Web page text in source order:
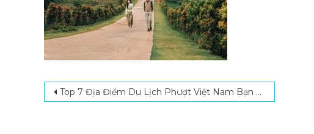
Post navigation
Top 7 Địa Điểm Du Lịch Phượt Việt Nam Bạn Nhất Định Phải Đến Một Lần